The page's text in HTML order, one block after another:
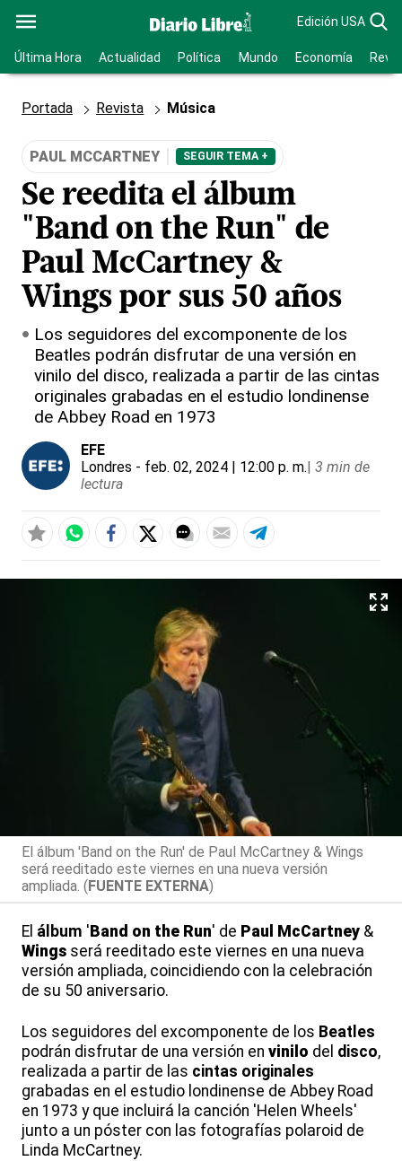
Edición USA
Última Hora Actualidad Política Mundo Economía
Portada Revista Música
PAUL MCCARTNEY SEGUIR TEMA +
Se reedita el álbum
"Band on the Run" de
Paul McCartney &
Wings por sus 50 años
Los seguidores del excomponente de los
Beatles podrán disfrutar de una versión en
vinilo del disco, realizada a partir de las cintas
originales grabadas en el estudio londinense
de Abbey Road en 1973
EFE
Londres - feb. 02, 2024 | 12:00 p. m.| 3 min de
lectura
El álbum 'Band on the Run' de Paul McCartney & Wings
será reeditado este viernes en una nueva versión
ampliada. (FUENTE EXTERNA)
El álbum ' Band on the Run' de Paul McCartney &
Wings será reeditado este viernes en una nueva
versión ampliada, coincidiendo con la celebración
de su 50 aniversario.
Los seguidores del excomponente de los Beatles
podrán disfrutar de una versión en vinilo del disco,
realizada a partir de las cintas originales
grabadas en el estudio londinense de Abbey Road
en 1973 y que incluirá la canción 'Helen Wheels'
junto a un póster con las fotografías polaroid de
Linda McCartney.